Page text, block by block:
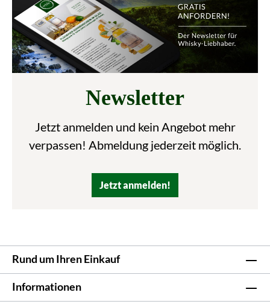
Newsletter
Jetzt anmelden und kein Angebot mehr
verpassen! Abmeldung jederzeit möglich.
Jetzt anmelden!
Rund um Ihren Einkauf
Informationen